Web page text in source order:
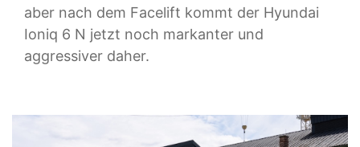
aber nach dem Facelift kommt der Hyundai
Ioniq 6 N jetzt noch markanter und
aggressiver daher.